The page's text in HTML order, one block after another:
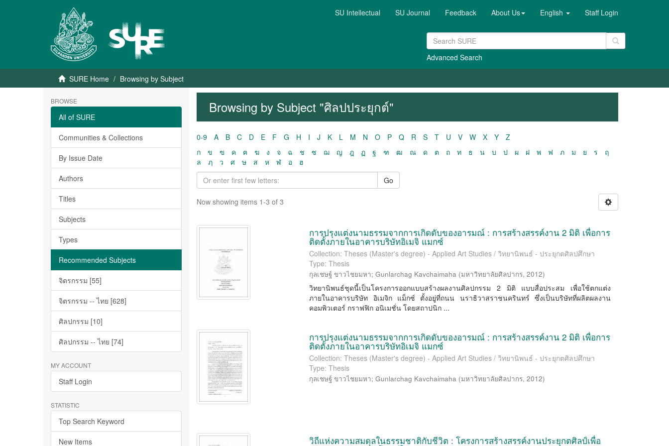
SU Intellectual SU Journal Feedback About Us English Staff Login
Advanced Search
SURE Home Browsing by Subject
BROWSE
All of SURE
Communities & Collections
By Issue Date
Authors
Titles
Subjects
Types
Recommended Subjects
จิตรกรรม [55]
จิตรกรรม -- ไทย [628]
ศิลปกรรม [10]
ศิลปกรรม -- ไทย [74]
MY ACCOUNT
Staff Login
STATISTIC
Top Search Keyword
New Items
Browsing by Subject "ศิลปประยุกต์"
0-9 A B C D E F G H I J K L M N O P Q R S T U V W X Y
Z
ก
ข ฃ ค ฅ ฆ ง จ ฉ ช ซ ฌ ญ ฎ ฏ ฐ ฑ ฒ ณ ด ต ถ ท ธ น บ ป ผ ฝ พ ฟ ภ ม ย ร
ฤ
ล
ฦ ว ศ ษ ส ห ฬ อ
ฮ
Go
Now showing items 1-3 of 3
การปรุงแต่งนามธรรมจากการเกิดดับของอารมณ์ : การสร้างสรรค์งาน 2 มิติ เพื่อการ
ติดตั้งภายในอาคารบริษัทอิเมจิ แมกซ์
Collection: Theses (Master's degree) - Applied Art Studies / วิทยานิพนธ์ - ประยุกตศิลปศึกษา
Type: Thesis
กุลเชษฐ์ ขาวไชยมหา;Gunlarchag Kavchaimaha (มหาวิทยาลัยศิลปากร,2012)
วิทยานิพนธ์ชุดนี้เป็นโครงการออกแบบสร้างผลงานศิลปกรรม 2 มิติ แบบสื่อประสม เพื่อใช้ตกแต่ง
ภายในอาคารบริษัท อิเมจิก แม็กซ์ ตั้งอยู่ที่ถนน นราธิวาสราชนครินทร์ ซึ่งเป็นบริษัทที่ผลิตผลงาน
คอมพิวเตอร์ กราฟฟิก อนิเมชั่น โดยสถาปนิก ...
การปรุงแต่งนามธรรมจากการเกิดดับของอารมณ์ : การสร้างสรรค์งาน 2 มิติ เพื่อการ
ติดตั้งภายในอาคารบริษัทอิเมจิ แมกซ์
Collection: Theses (Master's degree) - Applied Art Studies / วิทยานิพนธ์ - ประยุกตศิลปศึกษา
Type: Thesis
กุลเชษฐ์ ขาวไชยมหา;Gunlarchag Kavchaimaha (มหาวิทยาลัยศิลปากร,2012)
วิถีแห่งความสมดุลในธรรมชาติกับชีวิต : โครงการสร้างสรรค์งานประยุกตศิลป์เพื่อ